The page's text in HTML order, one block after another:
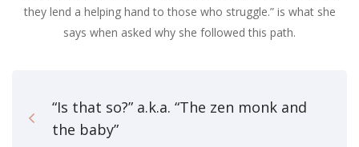
they lend a helping hand to those who struggle.” is what she
says when asked why she followed this path.
“Is that so?” a.k.a. “The zen monk and
the baby”